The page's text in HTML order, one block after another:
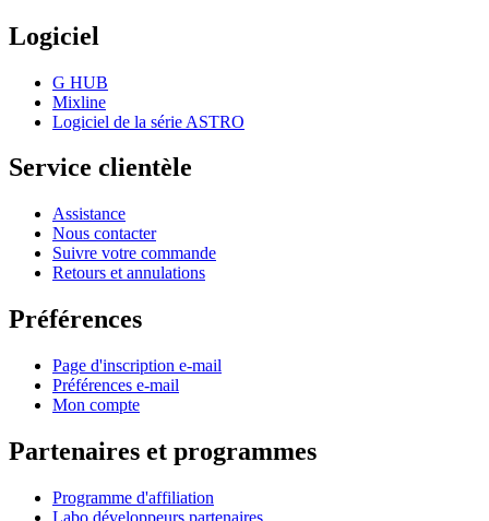
Logiciel
G HUB
Mixline
Logiciel de la série ASTRO
Service clientèle
Assistance
Nous contacter
Suivre votre commande
Retours et annulations
Préférences
Page d'inscription e-mail
Préférences e-mail
Mon compte
Partenaires et programmes
Programme d'affiliation
Labo développeurs partenaires